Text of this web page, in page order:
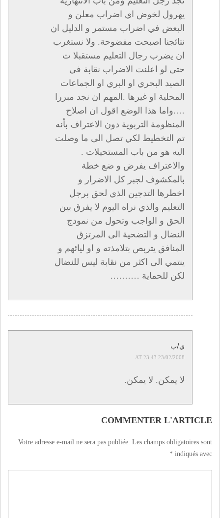
يهرول لخوض اي اضراب معلن و
البعض في اضراب مستمر و الدليل ان
نتائجنا اصبحت مفضوحة. ولا نستغرب
ان يضرب رجال التعليم مستقبلا ت
حتى لو اعلنت الاضراب نقابة في
الصيد البحري او البري او الجماعات
المحلية او غيرها .المهم ان نجد مبررا
….واما هذا الوضع اقول ان اصلاح
المنظومة التربوية دون الاعتراف بأنه
تم التخطيط لكي تصل الى ما وصلت
اليه هو من باب المستحيلات .
والاعتراف يفرض و ضع خطة
بالمكشوف لجبر كل الاضرار و
اخطرها التدجين الذي لحق برجل
التعليم والذي نراه اليوم لا يفرق بين
الحق و الواجب وتحول من نمودج
النضال و التضحية الى المرتزق
المنافق يتربص بتلامذته و او ليائهم و
ينتمي الى اكثر من نقابة ليس للنضال
لكن للحماية ……….
ي/ب
23/02/2008 AT 23:43
لا يمكن. لا يمكن.
COMMENTER L'ARTICLE
Votre adresse e-mail ne sera pas publiée. Les champs obligatoires sont
indiqués avec
*